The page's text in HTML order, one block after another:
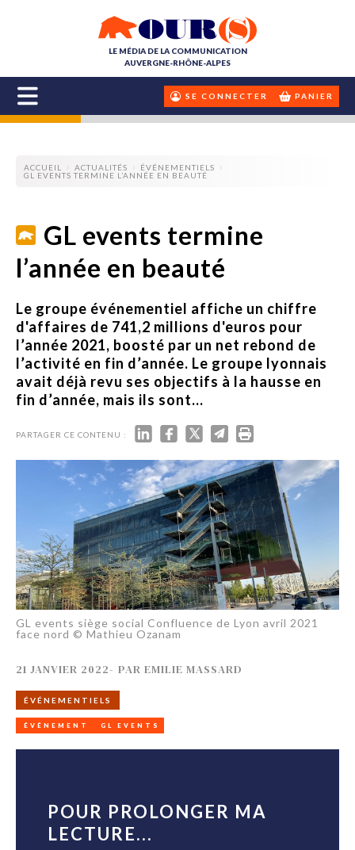
LE MÉDIA DE LA COMMUNICATION
AUVERGNE-RHÔNE-ALPES
SE CONNECTER PANIER
ACCUEIL ACTUALITÉS
ÉVÉNEMENTIELS
GL EVENTS TERMINE L’ANNÉE EN BEAUTÉ
GL events termine
l’année en beauté
Le groupe événementiel affiche un chiffre
d'affaires de 741,2 millions d'euros pour
l’année 2021, boosté par un net rebond de
l’activité en fin d’année. Le groupe lyonnais
avait déjà revu ses objectifs à la hausse en
fin d’année, mais ils sont...
PARTAGER CE CONTENU :
GL events siège social Confluence de Lyon avril 2021
face nord © Mathieu Ozanam
21 JANVIER 2022- PAR EMILIE MASSARD
ÉVÉNEMENTIELS
ÉVÉNEMENT GL EVENTS
POUR PROLONGER MA
LECTURE...